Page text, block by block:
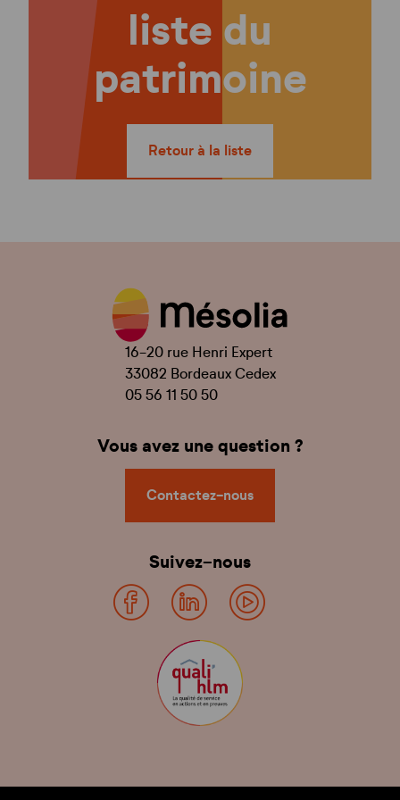
liste du
patrimoine
Retour à la liste
16-20 rue Henri Expert
33082 Bordeaux Cedex
05 56 11 50 50
Vous avez une question ?
Contactez-nous
Suivez-nous